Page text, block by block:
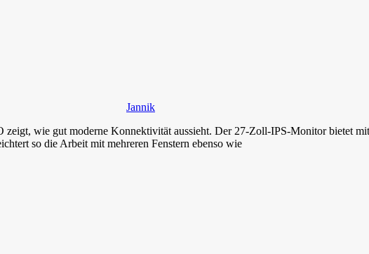
Jannik
zeigt, wie gut moderne Konnektivität aussieht. Der 27-Zoll-IPS-Monitor bietet
so die Arbeit mit mehreren Fenstern ebenso wie